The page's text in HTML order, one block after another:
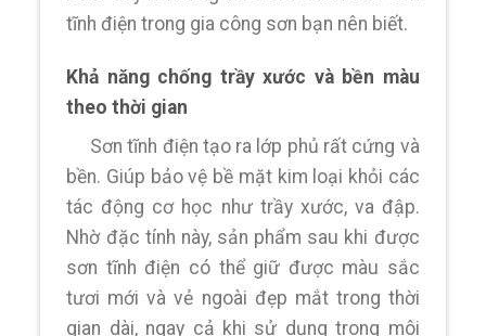
tĩnh điện trong gia công sơn bạn nên biết.
Khả năng chống trầy xước và bền màu
theo thời gian
Sơn tĩnh điện tạo ra lớp phủ rất cứng và
bền. Giúp bảo vệ bề mặt kim loại khỏi các
tác động cơ học như trầy xước, va đập.
Nhờ đặc tính này, sản phẩm sau khi được
sơn tĩnh điện có thể giữ được màu sắc
tươi mới và vẻ ngoài đẹp mắt trong thời
gian dài, ngay cả khi sử dụng trong môi